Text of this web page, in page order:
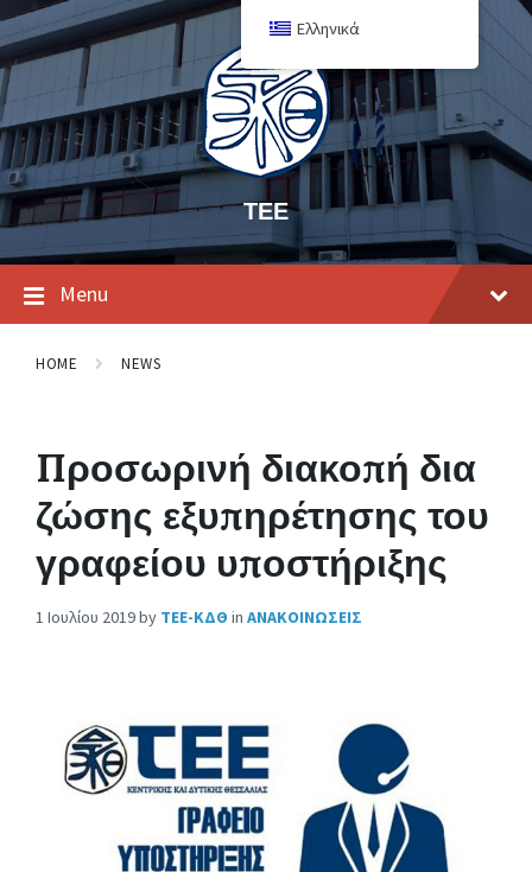
ΤΕΕ
Menu
HOME NEWS
Προσωρινή διακοπή δια
ζώσης εξυπηρέτησης του
γραφείου υποστήριξης
1 Ιουλίου 2019by ΤΕΕ-ΚΔΘ in ΑΝΑΚΟΙΝΩΣΕΙΣ
Ελληνικά